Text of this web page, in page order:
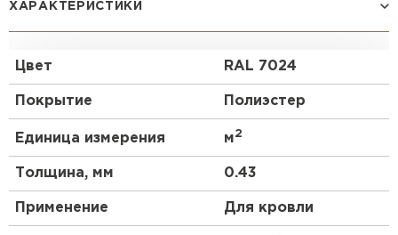
Один из наиболее популярных видов профнастила
профиль чем у профнастила 10 выглядит более
материал для частного коттеджного
ХАРАКТЕРИСТИКИ
Цвет RAL 7024
Покрытие Полиэстер
Единица измерения м2
Толщина, мм 0.43
Применение Для кровли